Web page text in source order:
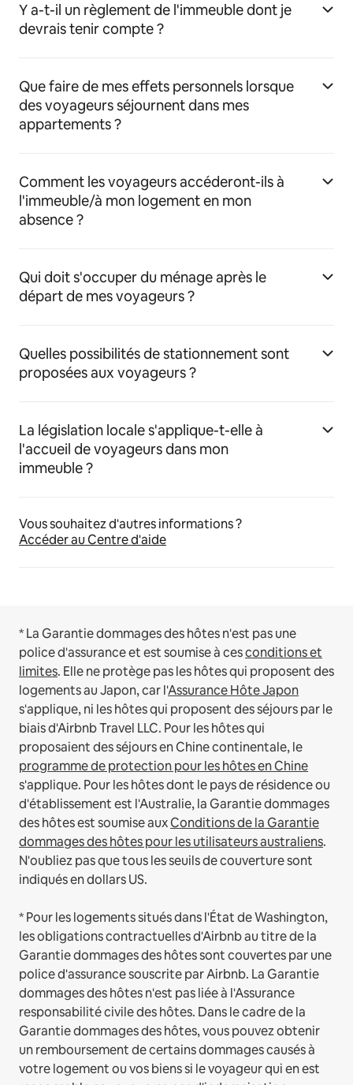
Y a-t-il un règlement de l'immeuble dont je
devrais tenir compte ?
Que faire de mes effets personnels lorsque
des voyageurs séjournent dans mes
appartements ?
Comment les voyageurs accéderont-ils à
l'immeuble/à mon logement en mon
absence ?
Qui doit s'occuper du ménage après le
départ de mes voyageurs ?
Quelles possibilités de stationnement sont
proposées aux voyageurs ?
La législation locale s'applique-t-elle à
l'accueil de voyageurs dans mon
immeuble ?
Vous souhaitez d'autres informations ?
Accéder au Centre d'aide
* La Garantie dommages des hôtes n'est pas une
police d'assurance et est soumise à cesconditions et
limites. Elle ne protège pas les hôtes qui proposent des
logements au Japon, car l'Assurance Hôte Japon
s'applique, ni les hôtes qui proposent des séjours par le
biais d'Airbnb Travel LLC. Pour les hôtes qui
proposaient des séjours en Chine continentale, le
programme de protection pour les hôtes en Chine
s'applique. Pour les hôtes dont le pays de résidence ou
d'établissement est l'Australie, la Garantie dommages
des hôtes est soumise auxConditions de la Garantie
dommages des hôtes pour les utilisateurs australiens.
N'oubliez pas que tous les seuils de couverture sont
indiqués en dollars US.
* Pour les logements situés dans l'État de Washington,
les obligations contractuelles d'Airbnb au titre de la
Garantie dommages des hôtes sont couvertes par une
police d'assurance souscrite par Airbnb. La Garantie
dommages des hôtes n'est pas liée à l'Assurance
responsabilité civile des hôtes. Dans le cadre de la
Garantie dommages des hôtes, vous pouvez obtenir
un remboursement de certains dommages causés à
votre logement ou vos biens si le voyageur qui en est